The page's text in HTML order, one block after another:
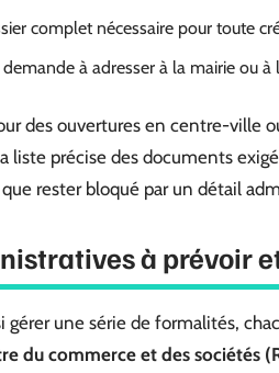
complet nécessaire pour toute
demande à adresser à la mairie ou à
des ouvertures en centre-ville
liste précise des documents
rester bloqué par un détail
à prévoir
gérer une série de formalités,
du commerce et des sociétés